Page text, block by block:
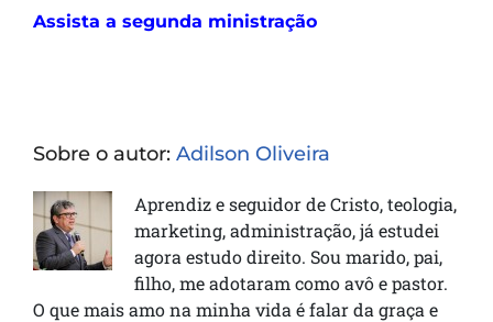
Assista a segunda ministração
Sobre o autor: Adilson Oliveira
Aprendiz e seguidor de Cristo, teologia,
marketing, administração, já estudei
agora estudo direito. Sou marido, pai,
filho, me adotaram como avô e pastor.
O que mais amo na minha vida é falar da graça e